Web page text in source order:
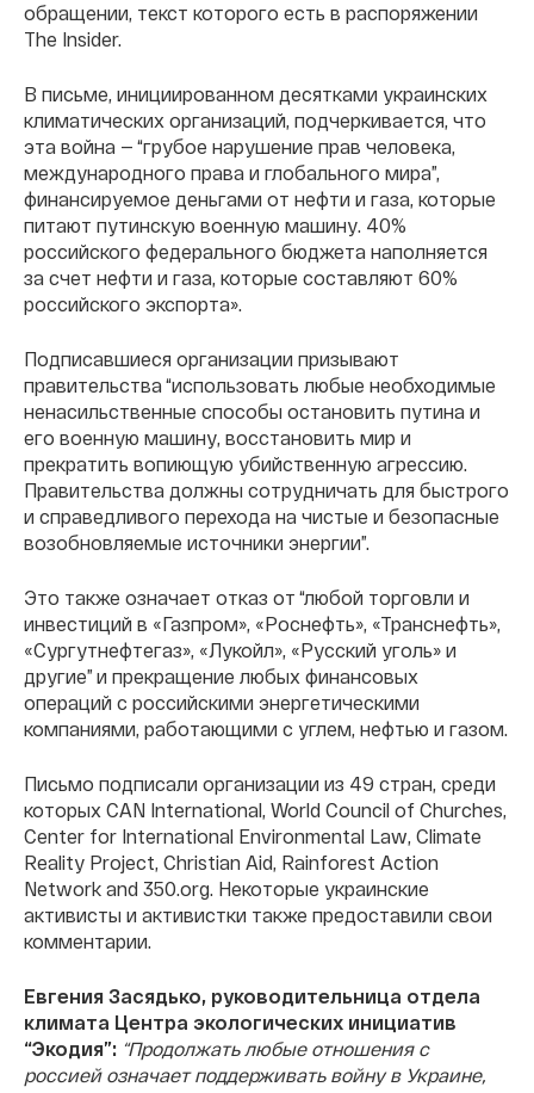
обращении, текст которого есть в распоряжении
The Insider.
В письме, инициированном десятками украинских
климатических организаций, подчеркивается, что
эта война — “грубое нарушение прав человека,
международного права и глобального мира”,
финансируемое деньгами от нефти и газа, которые
питают путинскую военную машину. 40%
российского федерального бюджета наполняется
за счет нефти и газа, которые составляют 60%
российского экспорта».
Подписавшиеся организации призывают
правительства “использовать любые необходимые
ненасильственные способы остановить путина и
его военную машину, восстановить мир и
прекратить вопиющую убийственную агрессию.
Правительства должны сотрудничать для быстрого
и справедливого перехода на чистые и безопасные
возобновляемые источники энергии”.
Это также означает отказ от “любой торговли и
инвестиций в «Газпром», «Роснефть», «Транснефть»,
«Сургутнефтегаз», «Лукойл», «Русский уголь» и
другие” и прекращение любых финансовых
операций с российскими энергетическими
компаниями, работающими с углем, нефтью и газом.
Письмо подписали организации из 49 стран, среди
которых CAN International, World Council of Churches,
Center for International Environmental Law, Climate
Reality Project, Christian Aid, Rainforest Action
Network and 350.org. Некоторые украинские
активисты и активистки также предоставили свои
комментарии.
Евгения Засядько, руководительница отдела
климата Центра экологических инициатив
“Экодия”: “Продолжать любые отношения с
россией означает поддерживать войну в Украине,